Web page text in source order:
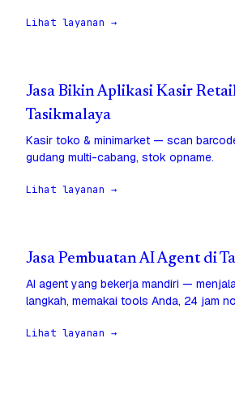
Lihat layanan →
Jasa Bikin Aplikasi Kasir
Tasikmalaya
Kasir toko & minimarket — scan
gudang multi-cabang, stok opname.
Lihat layanan →
Jasa Pembuatan AI Agent di
AI agent yang bekerja mandiri —
langkah, memakai tools Anda, 24 jam
Lihat layanan →